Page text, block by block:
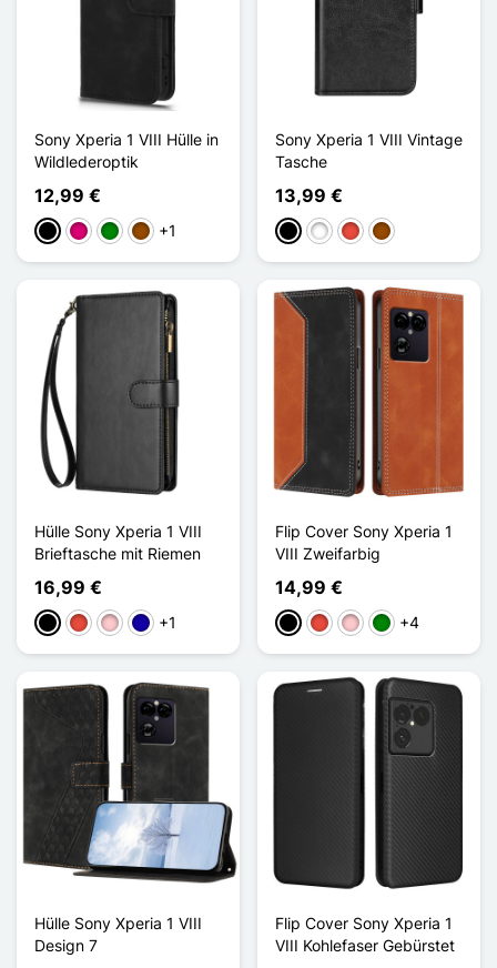
Sony Xperia 1 VIII Hülle in
Wildlederoptik
12,99 €
SchwarzMagenta
GrünBraun
+1
Sony Xperia 1 VIII Vintage
Tasche
13,99 €
Schwarz
WeißRot Braun
Hülle Sony Xperia 1 VIII
Brieftasche mit Riemen
16,99 €
Schwarz
Rot PinkDunkelblau
+1
Flip Cover Sony Xperia 1
VIII Zweifarbig
14,99 €
Schwarz
Rot PinkGrün+4
Hülle Sony Xperia 1 VIII
Design 7
Flip Cover Sony Xperia 1
VIII Kohlefaser Gebürstet